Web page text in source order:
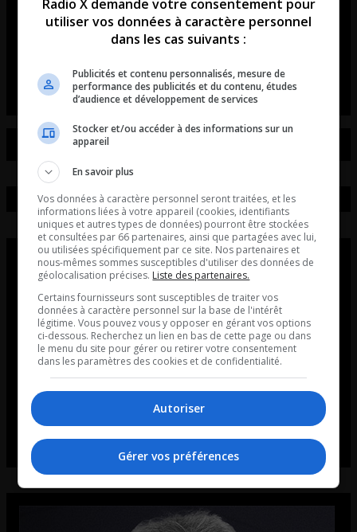
plus au Rodéo MSA!
La chronique tatoué rodéo avec Danny Boucher et
invités.
Radio X demande votre consentement pour
utiliser vos données à caractère personnel
dans les cas suivants :
Publicités et contenu personnalisés, mesure de
performance des publicités et du contenu, études
d’audience et développement de services
Stocker et/ou accéder à des informations sur un
appareil
En savoir plus
Vos données à caractère personnel seront traitées, et les
informations liées à votre appareil (cookies, identifiants
uniques et autres types de données) pourront être stockées
et consultées par 66 partenaires, ainsi que partagées avec lui,
ou utilisées spécifiquement par ce site. Nos partenaires et
nous-mêmes sommes susceptibles d'utiliser des données de
géolocalisation précises. Liste des partenaires.
Certains fournisseurs sont susceptibles de traiter vos
données à caractère personnel sur la base de l'intérêt
légitime. Vous pouvez vous y opposer en gérant vos options
ci-dessous. Recherchez un lien en bas de cette page ou dans
le menu du site pour gérer ou retirer votre consentement
dans les paramètres des cookies et de confidentialité.
Autoriser
Gérer vos préférences